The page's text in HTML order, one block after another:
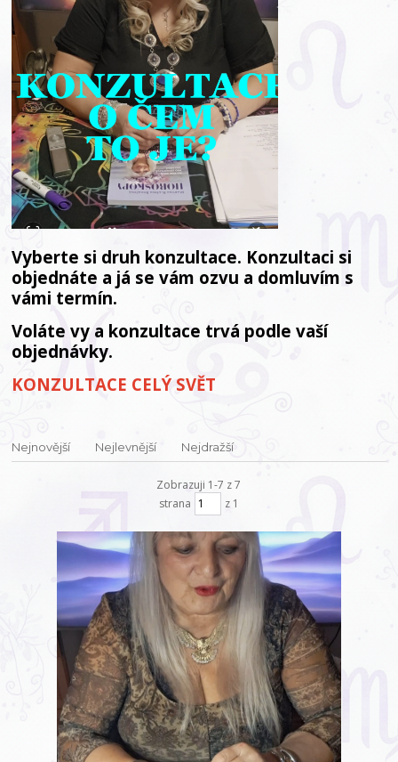
Vyberte si druh konzultace. Konzultaci si
objednáte a já se vám ozvu a domluvím s
vámi termín.
Voláte vy a konzultace trvá podle vaší
objednávky.
KONZULTACE CELÝ SVĚT
Nejnovější Nejlevnější Nejdražší
Zobrazuji 1-7 z 7
strana
z 1